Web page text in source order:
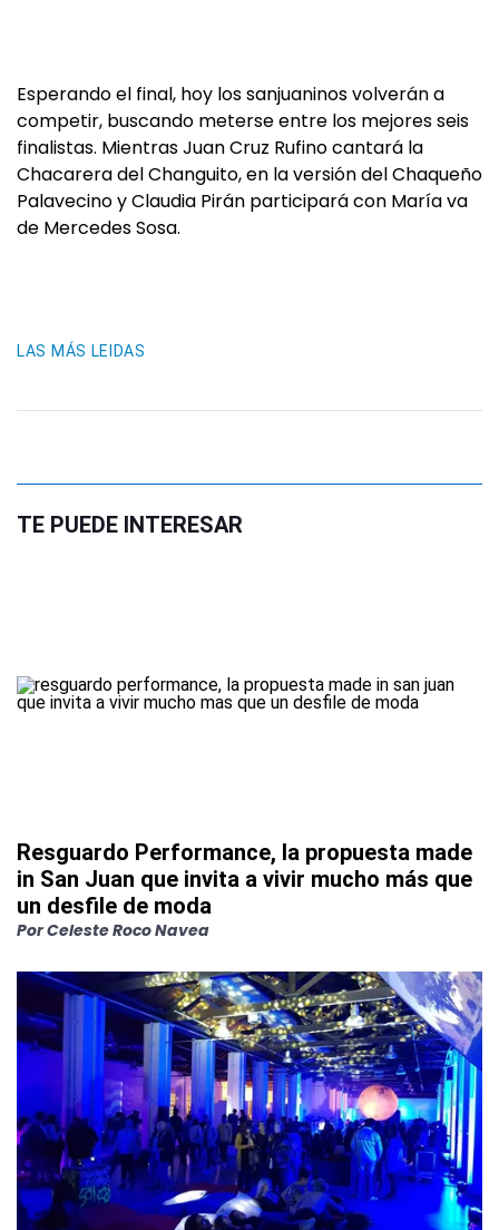
Esperando el final, hoy los sanjuaninos volverán a
competir, buscando meterse entre los mejores seis
finalistas. Mientras Juan Cruz Rufino cantará la
Chacarera del Changuito, en la versión del Chaqueño
Palavecino y Claudia Pirán participará con María va
de Mercedes Sosa.
LAS MÁS LEIDAS
TE PUEDE INTERESAR
Resguardo Performance, la propuesta made
in San Juan que invita a vivir mucho más que
un desfile de moda
PorCeleste Roco Navea